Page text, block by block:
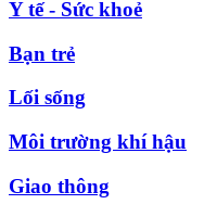
Y tế - Sức khoẻ
Bạn trẻ
Lối sống
Môi trường khí hậu
Giao thông